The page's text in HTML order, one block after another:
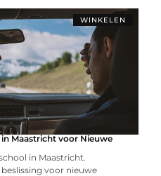
WINKELEN
Maastricht voor Nieuwe
in Maastricht.
voor nieuwe